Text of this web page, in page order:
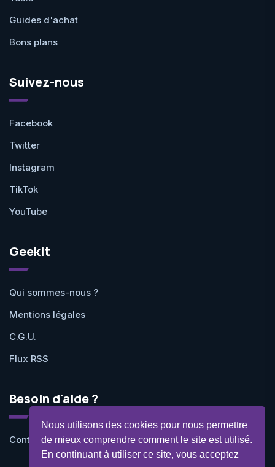
Nous utilisons des cookies pour nous permettre
de mieux comprendre comment le site est utilisé.
En continuant à utiliser ce site, vous acceptez
Guides d'achat
Bons plans
Suivez-nous
Facebook
Twitter
Instagram
TikTok
YouTube
Geekit
Qui sommes-nous ?
Mentions légales
C.G.U.
Flux RSS
Besoin d'aide ?
Contactez-nous